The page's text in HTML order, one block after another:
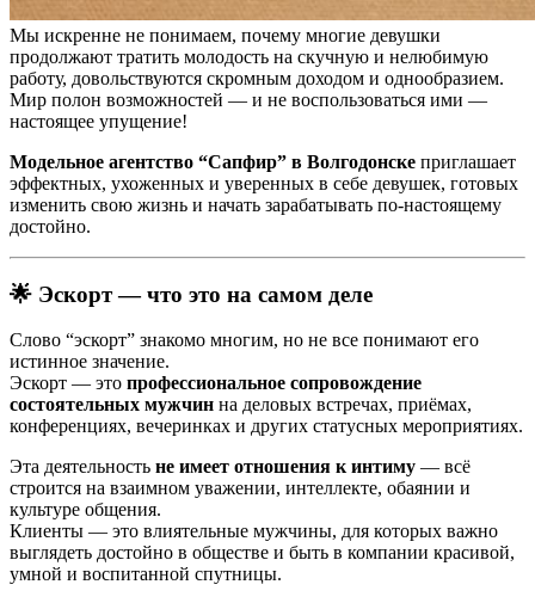
Мы искренне не понимаем, почему многие девушки
продолжают тратить молодость на скучную и нелюбимую
работу, довольствуются скромным доходом и однообразием.
Мир полон возможностей — и не воспользоваться ими —
настоящее упущение!
Модельное агентство “Сапфир” в Волгодонске приглашает
эффектных, ухоженных и уверенных в себе девушек, готовых
изменить свою жизнь и начать зарабатывать по-настоящему
достойно.
🌟 Эскорт — что это на самом деле
Слово “эскорт” знакомо многим, но не все понимают его
истинное значение.
Эскорт — это профессиональное сопровождение
состоятельных мужчин на деловых встречах, приёмах,
конференциях, вечеринках и других статусных мероприятиях.
Эта деятельность не имеет отношения к интиму — всё
строится на взаимном уважении, интеллекте, обаянии и
культуре общения.
Клиенты — это влиятельные мужчины, для которых важно
выглядеть достойно в обществе и быть в компании красивой,
умной и воспитанной спутницы.